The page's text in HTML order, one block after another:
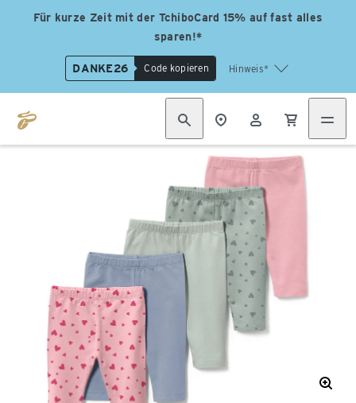
Für kurze Zeit mit der TchiboCard 15% auf fast alles
sparen!*
DANKE26 Code kopieren Hinweis*